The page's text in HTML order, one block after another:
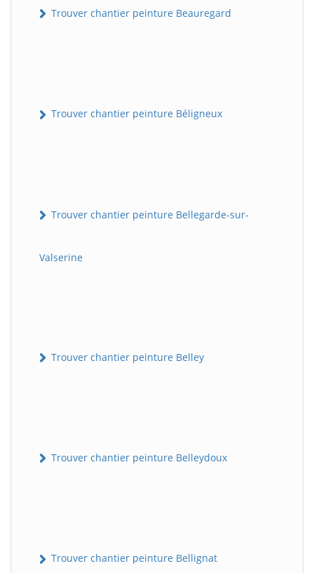
Trouver chantier peinture Beauregard
Trouver chantier peinture Béligneux
Trouver chantier peinture Bellegarde-sur-
Valserine
Trouver chantier peinture Belley
Trouver chantier peinture Belleydoux
Trouver chantier peinture Bellignat